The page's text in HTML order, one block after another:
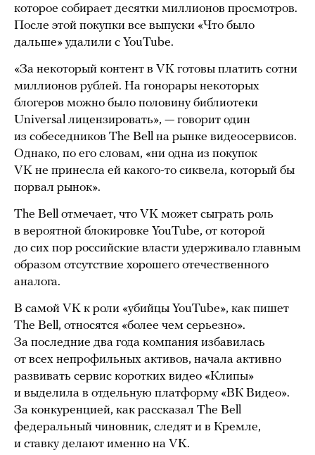
которое собирает десятки миллионов просмотров.
После этой покупки все выпуски «Что было
дальше» удалили с YouTube.
«За некоторый контент в VK готовы платить сотни
миллионов рублей. На гонорары некоторых
блогеров можно было половину библиотеки
Universal лицензировать», — говорит один
из собеседников The Bell на рынке видеосервисов.
Однако, по его словам, «ни одна из покупок
VK не принесла ей какого-то сиквела, который бы
порвал рынок».
The Bell отмечает, что VK может сыграть роль
в вероятной блокировке YouTube, от которой
до сих пор российские власти удерживало главным
образом отсутствие хорошего отечественного
аналога.
В самой VK к роли «убийцы YouTube», как пишет
The Bell, относятся «более чем серьезно».
За последние два года компания избавилась
от всех непрофильных активов, начала активно
развивать сервис коротких видео «Клипы»
и выделила в отдельную платформу «ВК Видео».
За конкуренцией, как рассказал The Bell
федеральный чиновник, следят и в Кремле,
и ставку делают именно на VK.